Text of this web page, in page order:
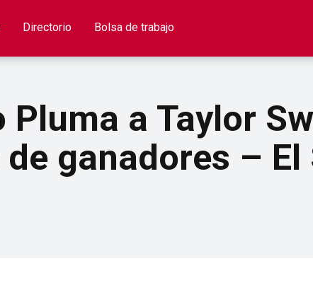
Directorio Bolsa de trabajo
Pluma a Taylor
ganadores – El